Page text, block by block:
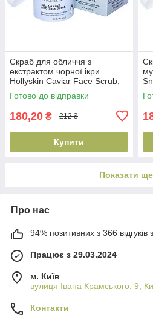
Скраб для обличчя з
екстрактом чорної ікри
Hollyskin Caviar Face Scrub,
100 мл (4823109700703)
Готово до відправки
180,20 ₴ 212 ₴
Купити
Показати ще
Про нас
94% позитивних з 366 відгуків
Працює з 29.03.2024
м. Київ
вулиця Івана Крамського, 9,
Контакти